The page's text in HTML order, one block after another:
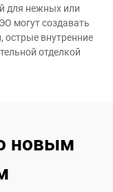
для нежных или
могут создавать
острые внутренние
отделкой
новым